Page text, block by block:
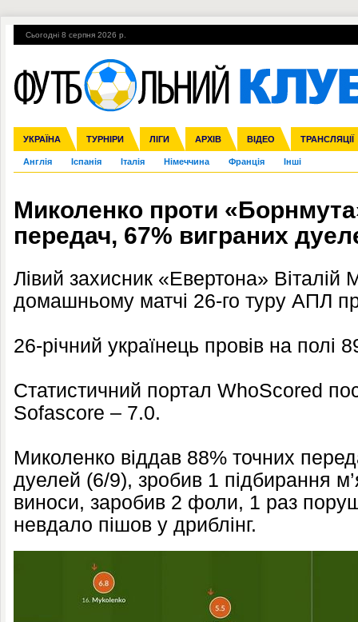
Сьогодні 8 серпня 2026 р.
УКРАЇНА ТУРНІРИ ЛІГИ АРХІВ ВІДЕО ТРАНСЛЯЦІЇ
Збірна Прем'єр-ліга Перша ліга Друга ліга Кубок України
Ліга чемпіонів Ліга Європи Міжнародні Ліга націй Ліга
Англія Іспанія Італія Німеччина Франція Інші
ЧС-2014 ЄВРО-2016 Росія Кубок конфедерацій ЧЄ-2015 (U-
Гарячі теми УПЛ, 2-й тур ВІЙНА УПЛ-ПЕРЕХОДИ
Миколенко проти
передач, 67% виграних
Лівий захисник «Евертона» Віталій
домашньому матчі 26-го туру АПЛ
26-річний українець провів на полі
Статистичний портал WhoScored
Sofascore – 7.0.
Миколенко віддав 88% точних
дуелей (6/9), зробив 1 підбирання
виноси, заробив 2 фоли, 1 раз
невдало пішов у дриблінг.